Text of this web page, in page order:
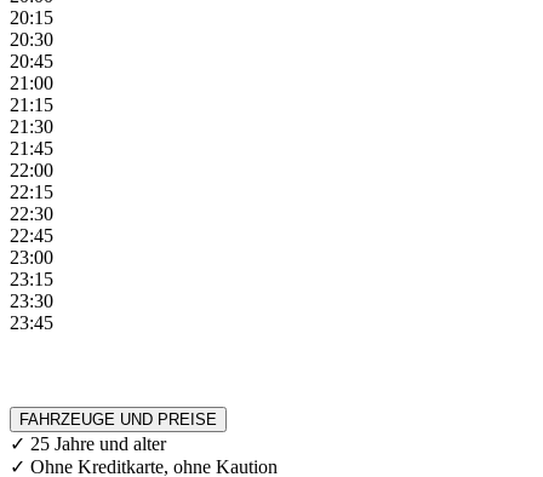
20:15
20:30
20:45
21:00
21:15
21:30
21:45
22:00
22:15
22:30
22:45
23:00
23:15
23:30
23:45
FAHRZEUGE UND PREISE
✓ 25 Jahre und alter
✓ Ohne Kreditkarte, ohne Kaution